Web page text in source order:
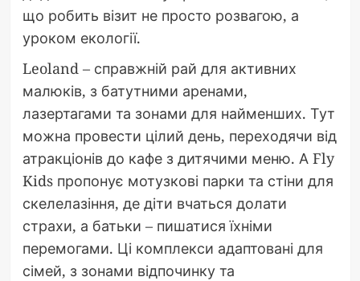
що робить візит не просто розвагою, а
уроком екології.
Leoland – справжній рай для активних
малюків, з батутними аренами,
лазертагами та зонами для найменших. Тут
можна провести цілий день, переходячи від
атракціонів до кафе з дитячими меню. А Fly
Kids пропонує мотузкові парки та стіни для
скелелазіння, де діти вчаться долати
страхи, а батьки – пишатися їхніми
перемогами. Ці комплекси адаптовані для
сімей, з зонами відпочинку та